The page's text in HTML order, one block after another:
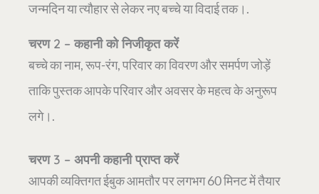
जन्मदिन या त्यौहार से लेकर नए बच्चे या विदाई तक।.
चरण 2 – कहानी को निजीकृत करें
बच्चे का नाम, रूप-रंग, परिवार का विवरण और समर्पण जोड़ें
ताकि पुस्तक आपके परिवार और अवसर के महत्व के अनुरूप
लगे।.
चरण 3 – अपनी कहानी प्राप्त करें
आपकी व्यक्तिगत ईबुक आमतौर पर लगभग 60 मिनट में तैयार